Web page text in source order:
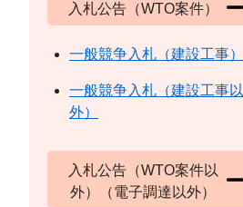
入札公告（WTO案件）
一般競争入札（建設工事）
一般競争入札（建設工事以
外）
入札公告（WTO案件以
外）（電子調達以外）